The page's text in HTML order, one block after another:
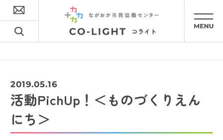
2019.05.16
活動PichUp！＜ものづくりえん
にち＞